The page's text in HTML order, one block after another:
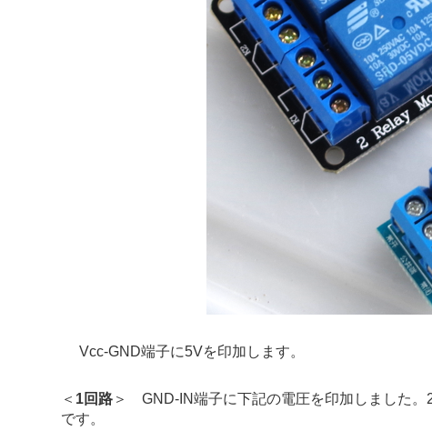
Vcc-GND端子に5Vを印加します。
＜ 1回路 ＞ GND-IN端子に下記の電圧を印加しました
です。